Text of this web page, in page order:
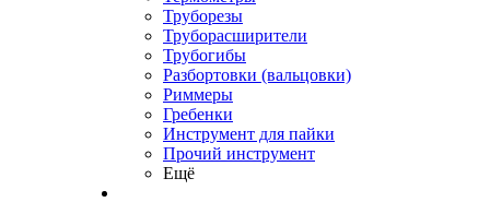
Труборезы
Труборасширители
Трубогибы
Разбортовки (вальцовки)
Риммеры
Гребенки
Инструмент для пайки
Прочий инструмент
Ещё